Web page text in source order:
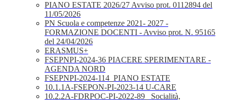
PIANO ESTATE 2026/27 Avviso prot. 0112894 del
11/05/2026
PN Scuola e competenze 2021- 2027 -
FORMAZIONE DOCENTI - Avviso prot. N. 95165
del 24/04/2026
ERASMUS+
FSEPNPI-2024-36 PIACERE SPERIMENTARE -
AGENDA NORD
FSEPNPI-2024-114_PIANO ESTATE
10.1.1A-FSEPON-PI-2023-14 U-CARE
10.2.2A-FDRPOC-PI-2022-89_ Socialità,